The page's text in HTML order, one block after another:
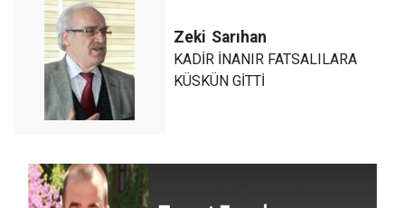
Zeki Sarıhan
KADİR İNANIR FATSALILARA
KÜSKÜN GİTTİ